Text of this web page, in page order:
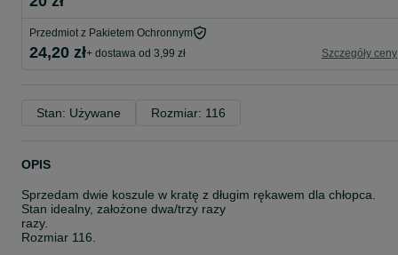
Przedmiot z Pakietem Ochronnym
24,20 zł+ dostawa od 3,99 zł Szczegóły ceny
Stan: Używane Rozmiar: 116
OPIS
Sprzedam dwie koszule w kratę z długim rękawem dla chłopca.
Stan idealny, założone dwa/trzy razy
razy.
Rozmiar 116.